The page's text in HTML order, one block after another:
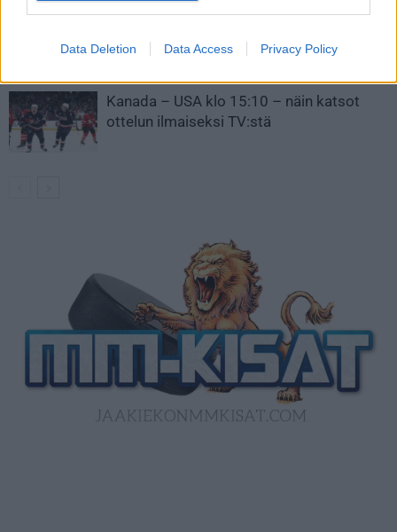
Data Deletion Data Access Privacy Policy
Venäläisveskari sekosi Suomen 2.
50 jäähyminuuttia
Kanada – USA klo 15:10 – näin katsot
ottelun ilmaiseksi TV:stä